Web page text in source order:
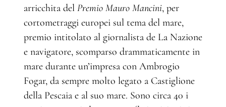
arricchita del Premio Mauro Mancini, per
cortometraggi europei sul tema del mare,
premio intitolato al giornalista de La Nazione
e navigatore, scomparso drammaticamente in
mare durante un’impresa con Ambrogio
Fogar, da sempre molto legato a Castiglione
della Pescaia e al suo mare. Sono circa 40 i